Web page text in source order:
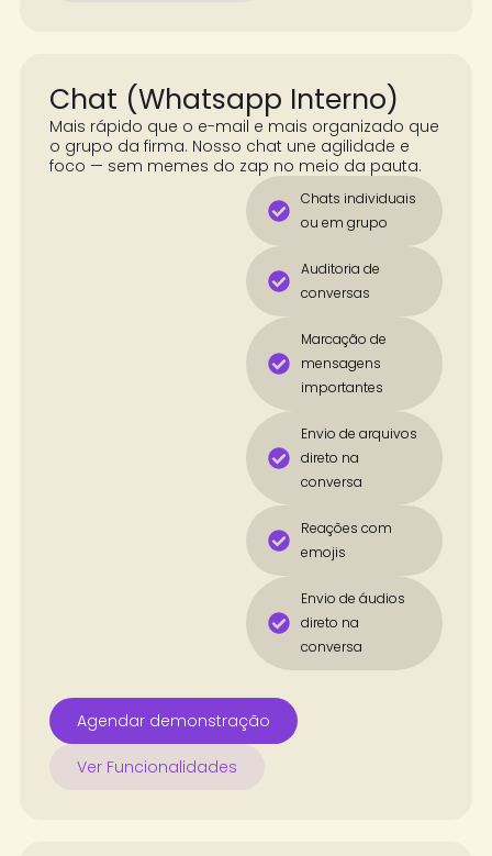
Chat (Whatsapp Interno)
Mais rápido que o e-mail e mais organizado que
o grupo da firma. Nosso chat une agilidade e
foco — sem memes do zap no meio da pauta.
Chats individuais
ou em grupo
Auditoria de
conversas
Marcação de
mensagens
importantes
Envio de arquivos
direto na
conversa
Reações com
emojis
Envio de áudios
direto na
conversa
Agendar demonstração
Ver Funcionalidades